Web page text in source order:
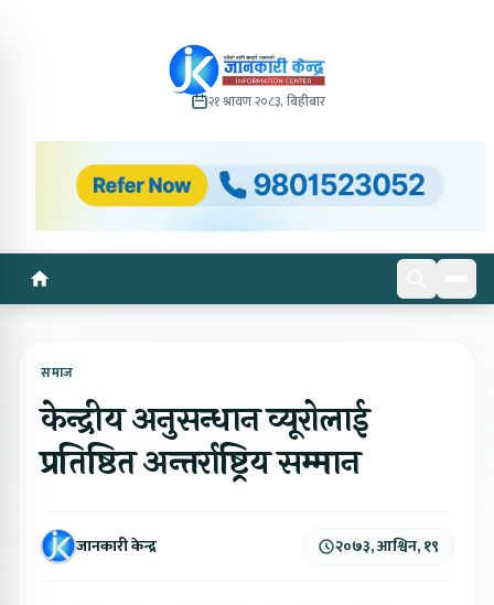
२१ श्रावण २०८३, बिहीबार
समाज
केन्द्रीय अनुसन्धान व्यूरोलाई
प्रतिष्ठित अन्तर्राष्ट्रिय सम्मान
जानकारी केन्द्र २०७३, आश्विन, १९